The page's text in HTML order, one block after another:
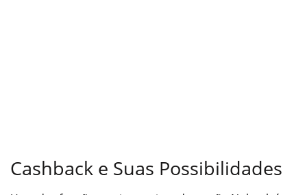
Cashback e Suas Possibilidades